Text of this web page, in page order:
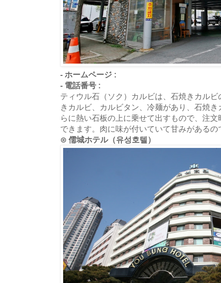
- ホームページ :
- 電話番号 :
ティウル石（ソク）カルビは、石焼きカル
きカルビ、カルビタン、冷麺があり、石焼
らに熱い石板の上に乗せて出すもので、注
できます。肉に味が付いていて甘みがある
⊙ 儒城ホテル（유성호텔）